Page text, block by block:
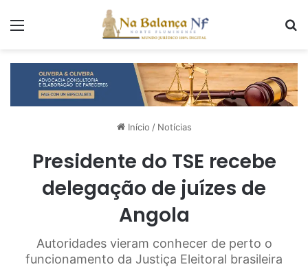
Início / Notícias
Presidente do TSE recebe
delegação de juízes de
Angola
Autoridades vieram conhecer de perto o
funcionamento da Justiça Eleitoral brasileira